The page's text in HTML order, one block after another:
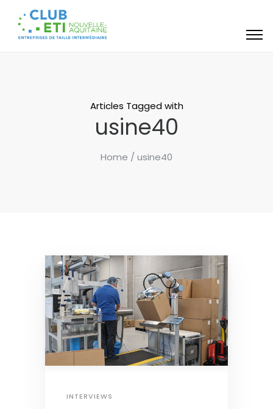
Articles Tagged with
usine40
Home / usine40
INTERVIEWS